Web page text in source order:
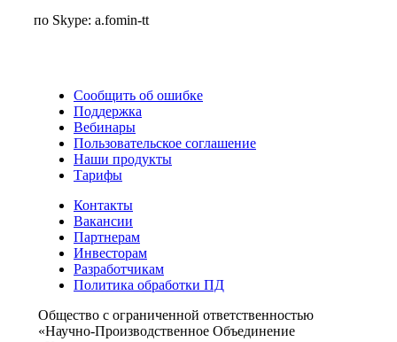
по Skype: a.fomin-tt
Сообщить об ошибке
Поддержка
Вебинары
Пользовательское соглашение
Наши продукты
Тарифы
Контакты
Вакансии
Партнерам
Инвесторам
Разработчикам
Политика обработки ПД
Общество с ограниченной ответственностью
«Научно-Производственное Объединение